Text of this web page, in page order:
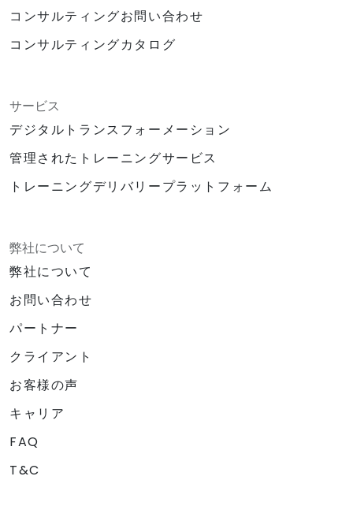
コンサルティングお問い合わせ
コンサルティングカタログ
サービス
デジタルトランスフォーメーション
管理されたトレーニングサービス
トレーニングデリバリープラットフォーム
弊社について
弊社について
お問い合わせ
パートナー
クライアント
お客様の声
キャリア
FAQ
T&C